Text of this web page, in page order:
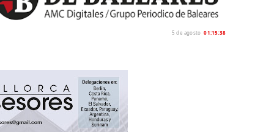
5 de agosto 01:15:39